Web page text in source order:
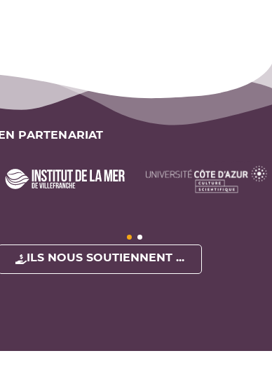
EN PARTENARIAT
ILS NOUS SOUTIENNENT ...